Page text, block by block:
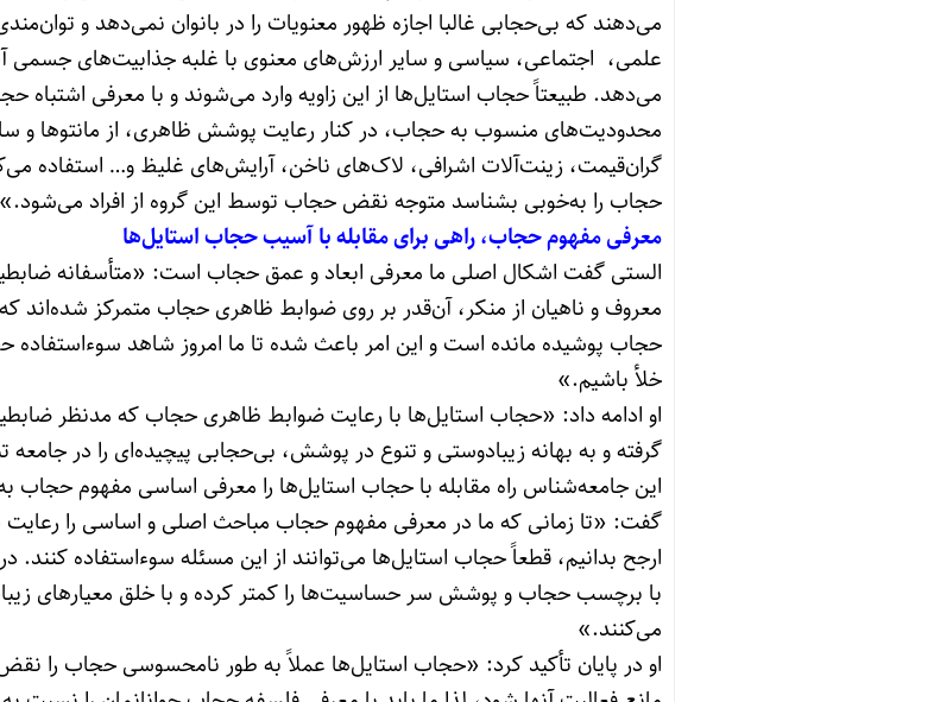
می‌دهند که بی‌حجابی غالبا اجازه ظهور معنویات را در بانوان نمی‌دهد و
علمی، اجتماعی، سیاسی و سایر ارزش‌های معنوی با غلبه جذابیت‌های جسمی
می‌دهد. طبیعتاً حجاب استایل‌ها از این زاویه وارد می‌شوند و با معرفی اشتباه
محدودیت‌های منسوب به حجاب، در کنار رعایت پوشش ظاهری، از مانتوها و
گران‌قیمت، زینت‌آلات اشرافی، لاک‌های ناخن، آرایش‌های غلیظ و… استفاده
حجاب را به‌خوبی بشناسد متوجه نقض حجاب توسط این گروه از افراد می‌شود.»
معرفی مفهوم حجاب، راهی برای مقابله با آسیب حجاب استایل‌ها
الستی گفت اشکال اصلی ما معرفی ابعاد و عمق حجاب است: «متأسفانه
معروف و ناهیان از منکر، آن‌قدر بر روی ضوابط ظاهری حجاب متمرکز شده‌اند
حجاب پوشیده مانده است و این امر باعث شده تا ما امروز شاهد سوءاستفاده
خلأ باشیم.»
او ادامه داد: «حجاب استایل‌ها با رعایت ضوابط ظاهری حجاب که مدنظر
گرفته و به بهانه زیبادوستی و تنوع در پوشش، بی‌حجابی پیچیده‌ای را در جامعه
این جامعه‌شناس راه مقابله با حجاب استایل‌ها را معرفی اساسی مفهوم
گفت: «تا زمانی که ما در معرفی مفهوم حجاب مباحث اصلی و اساسی را رعایت
ارجح بدانیم، قطعاً حجاب استایل‌ها می‌توانند از این مسئله سوءاستفاده کنند.
با برچسب حجاب و پوشش سر حساسیت‌ها را کمتر کرده و با خلق معیارهای
می‌کنند.»
او در پایان تأکید کرد: «حجاب استایل‌ها عملاً به طور نامحسوسی حجاب را